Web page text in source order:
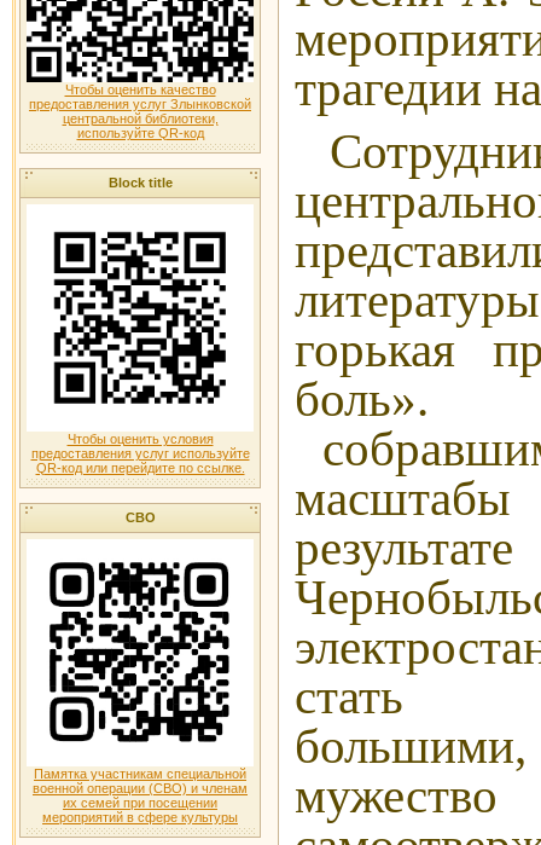
Чтобы оценить качество
предоставления услуг Злынковской
центральной библиотеки,
используйте QR-код
Block title
Чтобы оценить условия
предоставления услуг используйте
QR-код или перейдите по ссылке.
СВО
Памятка участникам специальной
военной операции (СВО) и членам
их семей при посещении
мероприятий в сфере культуры
трагедии
горькая
боль».
стать